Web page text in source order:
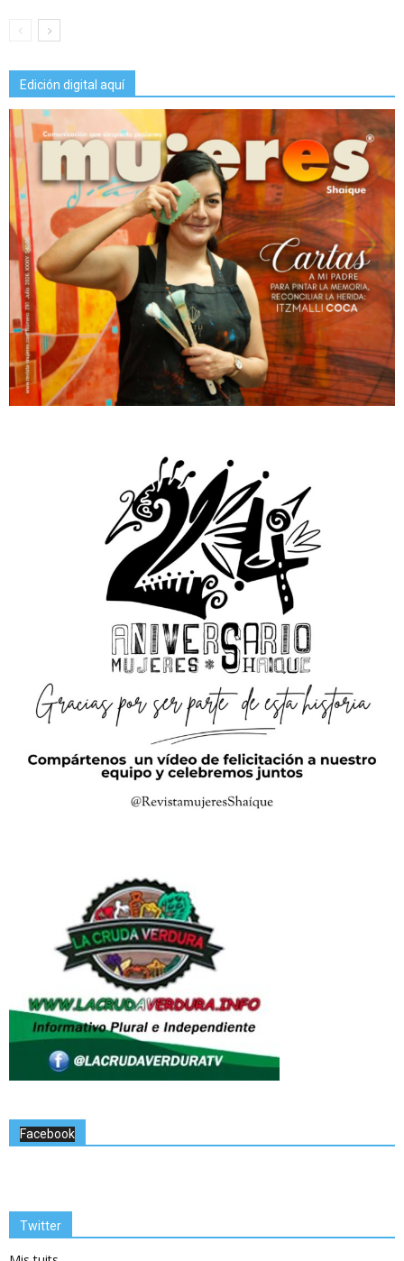
Edición digital aquí
Facebook
Twitter